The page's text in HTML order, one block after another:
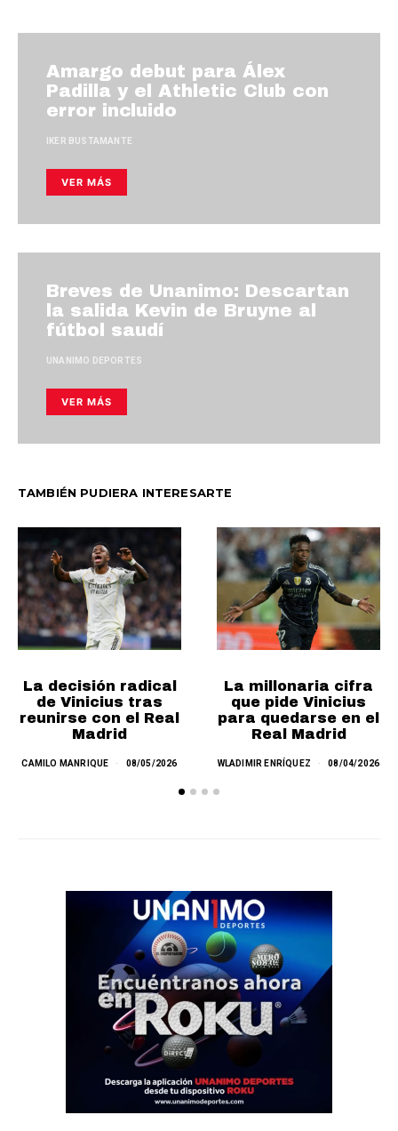
Amargo debut para Álex
Padilla y el Athletic Club con
error incluido
IKER BUSTAMANTE
VER MÁS
Breves de Unanimo: Descartan
la salida Kevin de Bruyne al
fútbol saudí
UNANIMO DEPORTES
VER MÁS
TAMBIÉN PUDIERA INTERESARTE
La decisión radical
de Vinicius tras
reunirse con el Real
Madrid
CAMILO MANRIQUE 08/05/2026
La millonaria cifra
que pide Vinicius
para quedarse en el
Real Madrid
WLADIMIR ENRÍQUEZ 08/04/2026